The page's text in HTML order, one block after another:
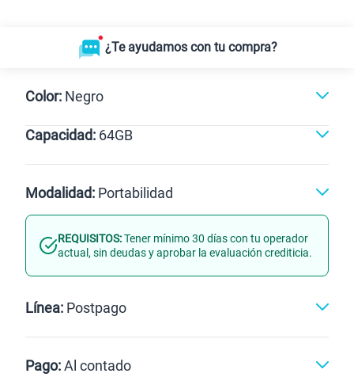
¿Te ayudamos con tu compra?
Color:Negro
Capacidad:64GB
64GB
Modalidad:Portabilidad
Línea Nueva
actual, sin deudas y aprobar la evaluación crediticia.